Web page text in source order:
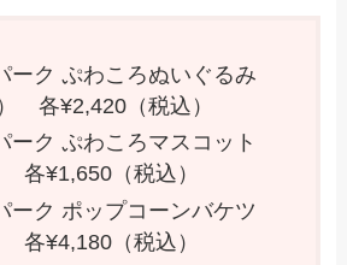
ーク ぷわころぬいぐるみ
各¥2,420（税込）
ーク ぷわころマスコット
各¥1,650（税込）
ーク ポップコーンバケツ
各¥4,180（税込）